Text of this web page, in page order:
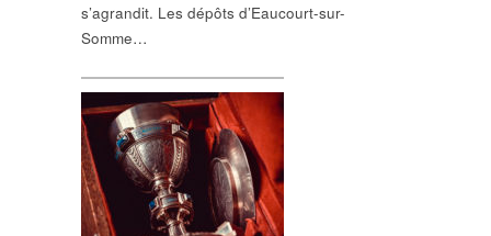
s’agrandit. Les dépôts d’Eaucourt-sur-
Somme…